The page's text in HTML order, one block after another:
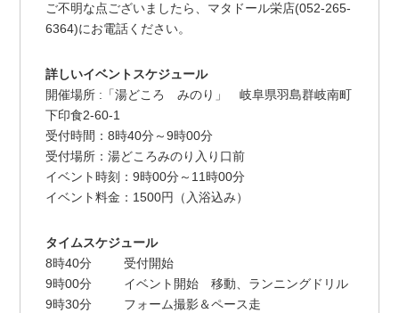
ご不明な点ございましたら、マタドール栄店(052-265-
6364)にお電話ください。
詳しいイベントスケジュール
開催場所 :「湯どころ みのり」 岐阜県羽島群岐南町
下印食2-60-1
受付時間：8時40分～9時00分
受付場所：湯どころみのり入り口前
イベント時刻：9時00分～11時00分
イベント料金：1500円（入浴込み）
タイムスケジュール
8時40分 受付開始
9時00分 イベント開始 移動、ランニングドリル
9時30分 フォーム撮影＆ペース走